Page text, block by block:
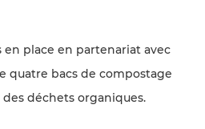
place en partenariat avec
quatre bacs de compostage
déchets organiques.